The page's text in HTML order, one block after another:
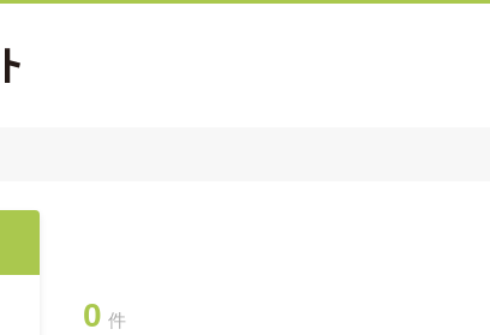
0 件